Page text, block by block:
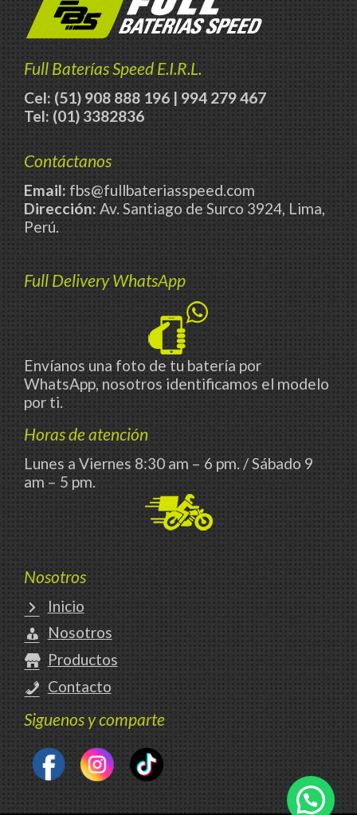
Full Baterías Speed E.I.R.L.
Cel: (51) 908 888 196 | 994 279 467
Tel: (01) 3382836
Contáctanos
Email: fbs@fullbateriasspeed.com
Dirección:Av. Santiago de Surco 3924, Lima,
Perú.
Full Delivery WhatsApp
Envíanos una foto de tu batería por
WhatsApp, nosotros identificamos el modelo
por ti.
Horas de atención
Lunes a Viernes 8:30 am – 6 pm. / Sábado 9
am – 5 pm.
Nosotros
Inicio
Nosotros
Productos
Contacto
Siguenos y comparte